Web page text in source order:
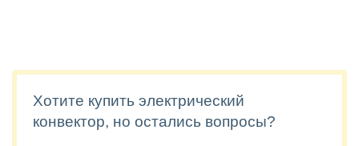
Хотите купить электрический
конвектор, но остались вопросы?